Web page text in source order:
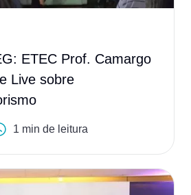
ETEC Prof. Camargo
Live sobre
1 min de leitura